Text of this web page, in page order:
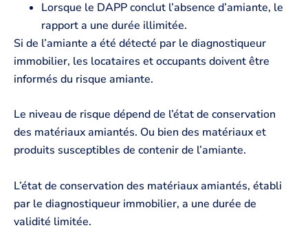
Lorsque le DAPP conclut l’absence d’amiante, le
rapport a une durée illimitée.
Si de l’amiante a été détecté par le diagnostiqueur
immobilier, les locataires et occupants doivent être
informés du risque amiante.
Le niveau de risque dépend de l’état de conservation
des matériaux amiantés. Ou bien des matériaux et
produits susceptibles de contenir de l’amiante.
L’état de conservation des matériaux amiantés, établi
par le diagnostiqueur immobilier, a une durée de
validité limitée.